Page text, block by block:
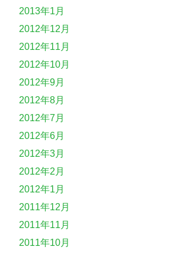
2013年1月
2012年12月
2012年11月
2012年10月
2012年9月
2012年8月
2012年7月
2012年6月
2012年3月
2012年2月
2012年1月
2011年12月
2011年11月
2011年10月